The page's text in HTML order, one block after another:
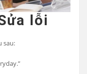
lỗi
sau: